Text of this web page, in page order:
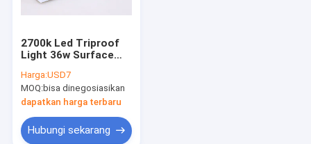
2700k Led Triproof
Light 36w Surface
AC85-265V
Harga:USD7
MOQ:bisa dinegosiasikan
dapatkan harga terbaru
Hubungi sekarang